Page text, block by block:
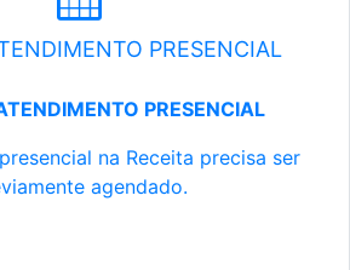
PRESENCIAL
PRESENCIAL
na Receita precisa ser
agendado.